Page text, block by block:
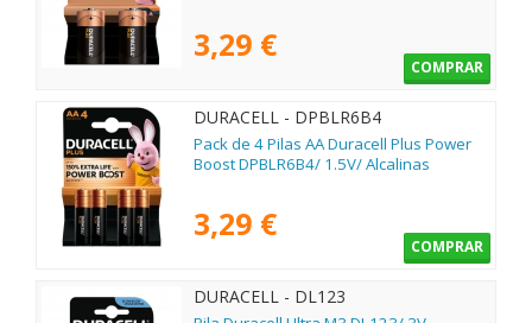
3,29 €
COMPRAR
DURACELL - DPBLR6B4
Pack de 4 Pilas AA Duracell Plus Power
Boost DPBLR6B4/ 1.5V/ Alcalinas
3,29 €
COMPRAR
DURACELL - DL123